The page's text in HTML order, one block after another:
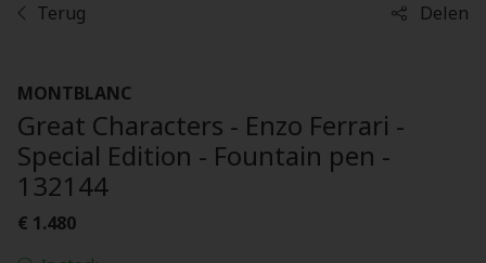
Terug Delen
MONTBLANC
Great Characters - Enzo Ferrari -
Special Edition - Fountain pen -
132144
€ 1.480